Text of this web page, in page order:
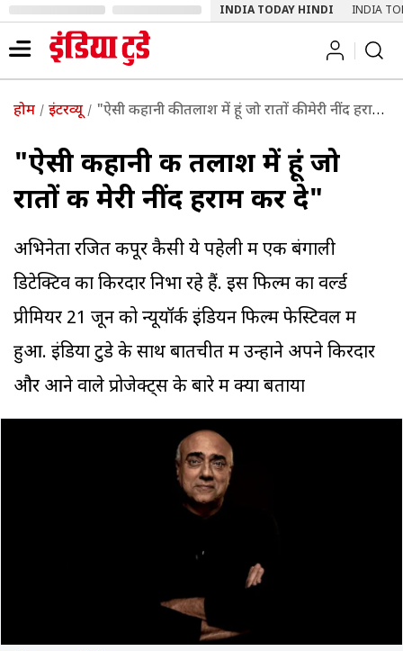
INDIA TODAY HINDI INDIA
होम इंटरव्यू "ऐसी कहानी की तलाश में हूं जो रातों की मेरी नींद हराम कर दे"
"ऐसी कहानी की तलाश में हूं जो
रातों की मेरी नींद हराम कर दे"
अभिनेता रजित कपूर कैसी ये पहेली में एक बंगाली
डिटेक्टिव का किरदार निभा रहे हैं. इस फिल्म का वर्ल्ड
प्रीमियर 21 जून को न्यूयॉर्क इंडियन फिल्म फेस्टिवल में
हुआ. इंडिया टुडे के साथ बातचीत में उन्होंने अपने किरदार
और आने वाले प्रोजेक्ट्स के बारे में क्या बताया